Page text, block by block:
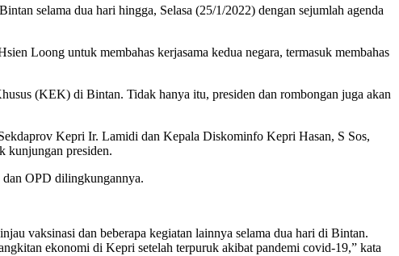
selama dua hari hingga, Selasa (25/1/2022) dengan sejumlah agenda
Loong untuk membahas kerjasama kedua negara, termasuk membahas
(KEK) di Bintan. Tidak hanya itu, presiden dan rombongan juga akan
Kepri Ir. Lamidi dan Kepala Diskominfo Kepri Hasan, S Sos,
kunjungan presiden.
dan OPD dilingkungannya.
vaksinasi dan beberapa kegiatan lainnya selama dua hari di Bintan.
ekonomi di Kepri setelah terpuruk akibat pandemi covid-19,” kata